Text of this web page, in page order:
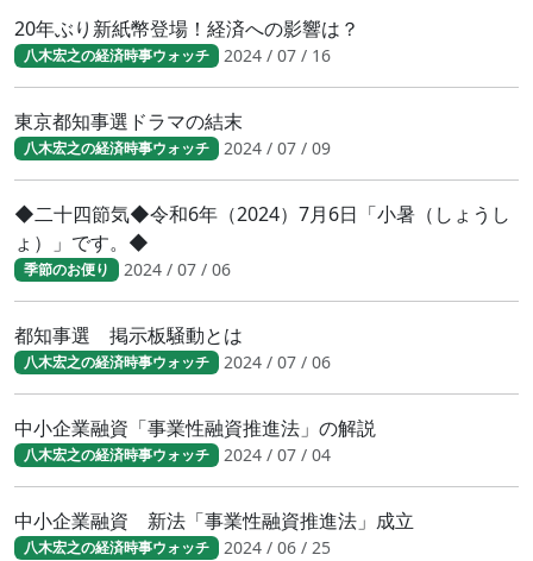
20年ぶり新紙幣登場！経済への影響は？
八木宏之の経済時事ウォッチ 2024 / 07 / 16
東京都知事選ドラマの結末
八木宏之の経済時事ウォッチ 2024 / 07 / 09
◆二十四節気◆令和6年（2024）7月6日「小暑（しょうし
ょ）」です。◆
季節のお便り 2024 / 07 / 06
都知事選 掲示板騒動とは
八木宏之の経済時事ウォッチ 2024 / 07 / 06
中小企業融資「事業性融資推進法」の解説
八木宏之の経済時事ウォッチ 2024 / 07 / 04
中小企業融資 新法「事業性融資推進法」成立
八木宏之の経済時事ウォッチ 2024 / 06 / 25